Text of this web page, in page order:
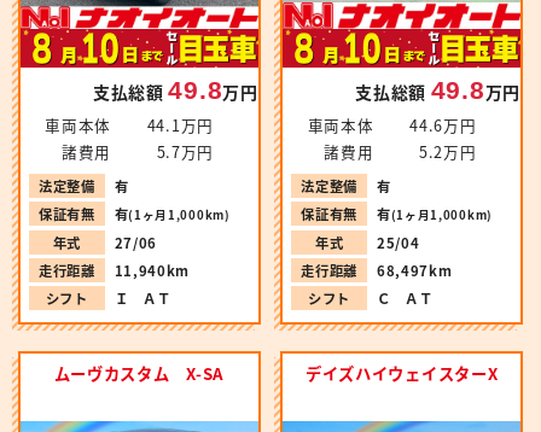
支払総額49.8万円
車両本体
44.1万円
諸費用
5.7万円
法定整備
有
保証有無
有(1ヶ月1,000km)
年式
27/06
走行距離
11,940km
シフト
Ｉ ＡＴ
支払総額 49.8万円
車両本体
44.6万円
諸費用
5.2万円
法定整備
有
保証有無
有(1ヶ月1,000km)
年式
25/04
走行距離
68,497km
シフト
Ｃ ＡＴ
ムーヴカスタム X-SA デイズハイウェイスターX